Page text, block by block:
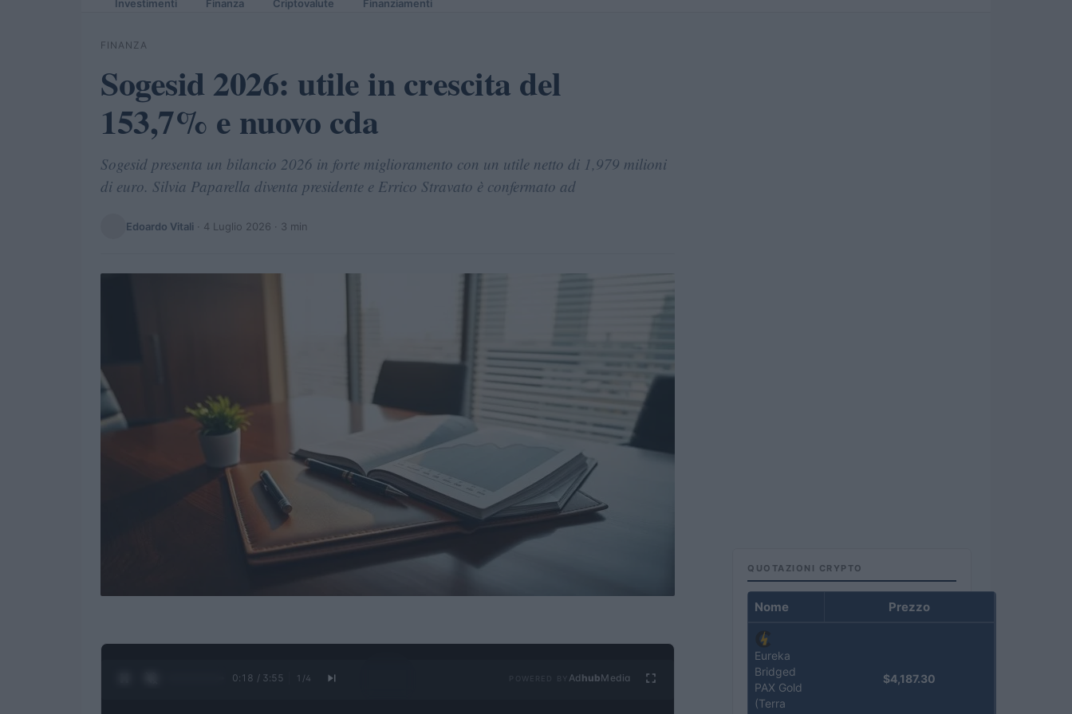
Investimenti Finanza Criptovalute Finanziamenti
FINANZA
Sogesid 2026: utile in crescita del
153,7% e nuovo cda
Sogesid presenta un bilancio 2026 in forte miglioramento con un utile netto di 1,979 milioni
di euro. Silvia Paparella diventa presidente e Errico Stravato è confermato ad
Edoardo Vitali · 4 Luglio 2026 · 3 min
0:19 / 3:55 1 /4 Ad hubMedia
QUOTAZIONI CRYPTO
Nome Prezzo
Eureka
Bridged
PAX Gold
(Terra
$4,187.30